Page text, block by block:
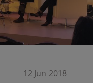
12 Jun 2018